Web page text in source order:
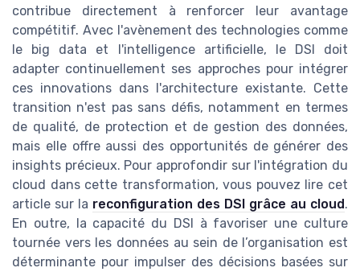
contribue directement à renforcer leur avantage
compétitif. Avec l'avènement des technologies comme
le big data et l'intelligence artificielle, le DSI doit
adapter continuellement ses approches pour intégrer
ces innovations dans l'architecture existante. Cette
transition n'est pas sans défis, notamment en termes
de qualité, de protection et de gestion des données,
mais elle offre aussi des opportunités de générer des
insights précieux. Pour approfondir sur l'intégration du
cloud dans cette transformation, vous pouvez lire cet
article sur la reconfiguration des DSI grâce au cloud.
En outre, la capacité du DSI à favoriser une culture
tournée vers les données au sein de l’organisation est
déterminante pour impulser des décisions basées sur